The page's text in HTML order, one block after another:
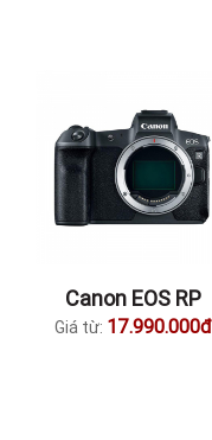
Canon EOS RP
Giá từ: 17.990.000đ